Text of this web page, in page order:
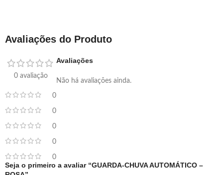
Avaliações do Produto
0 avaliação
0
0
0
0
0
Avaliações
Não há avaliações ainda.
Seja o primeiro a avaliar “GUARDA-CHUVA AUTOMÁTICO –